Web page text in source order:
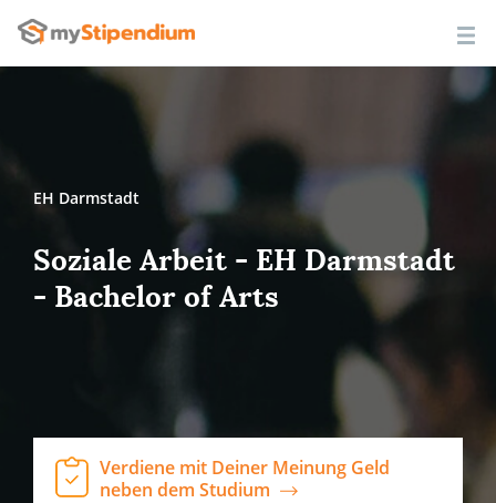
EH Darmstadt
Soziale Arbeit - EH Darmstadt
- Bachelor of Arts
Verdiene mit Deiner Meinung Geld
neben dem Studium